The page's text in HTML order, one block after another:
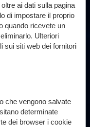
ai dati sulla pagina
di impostare il proprio
quando ricevete un
Ulteriori
sui siti web dei fornitori
che vengono salvate
determinate
dei browser i cookie